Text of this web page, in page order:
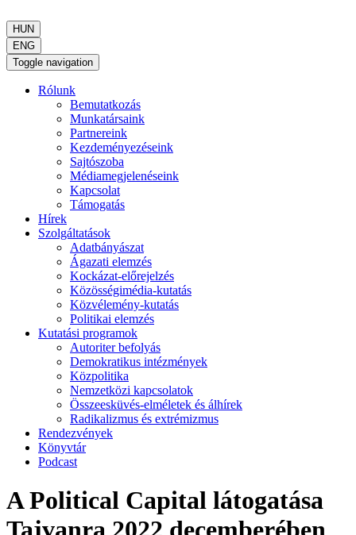
HUN
ENG
Toggle navigation
Rólunk
Bemutatkozás
Munkatársaink
Partnereink
Kezdeményezéseink
Sajtószoba
Médiamegjelenéseink
Kapcsolat
Támogatás
Hírek
Szolgáltatások
Adatbányászat
Ágazati elemzés
Kockázat-előrejelzés
Közösségimédia-kutatás
Közvélemény-kutatás
Politikai elemzés
Kutatási programok
Autoriter befolyás
Demokratikus intézmények
Közpolitika
Nemzetközi kapcsolatok
Összeesküvés-elméletek és álhírek
Radikalizmus és extrémizmus
Rendezvények
Könyvtár
Podcast
A Political Capital látogatása